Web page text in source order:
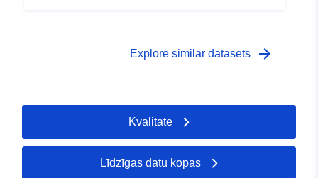
Explore similar datasets arrow_forward
Kvalitāte
Līdzīgas datu kopas